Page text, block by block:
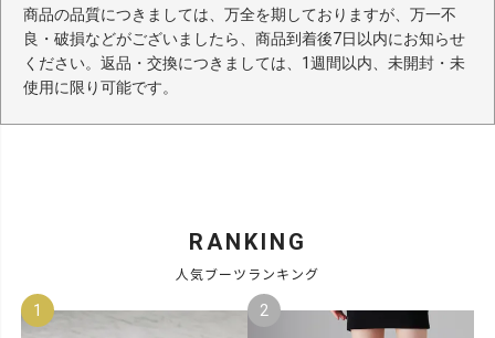
商品の品質につきましては、万全を期しておりますが、万一不
良・破損などがございましたら、商品到着後7日以内にお知らせ
ください。返品・交換につきましては、1週間以内、未開封・未
使用に限り可能です。
RANKING
人気ブーツランキング